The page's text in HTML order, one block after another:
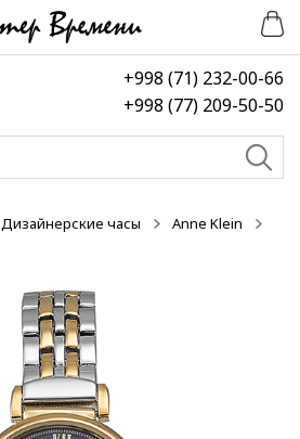
+998 (71) 232-00-66
+998 (77) 209-50-50
Дизайнерские часы
Anne Klein